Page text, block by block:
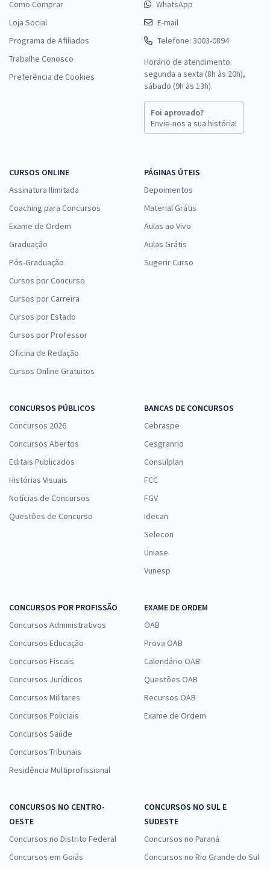
Como Comprar
Loja Social
Programa de Afiliados
Trabalhe Conosco
Preferência de Cookies
WhatsApp
E-mail
Telefone: 3003-0894
Horário de atendimento:
segunda a sexta (8h às 20h),
sábado (9h às 13h).
Foi aprovado?
Envie-nos a sua história!
CURSOS ONLINE
Assinatura Ilimitada
Coaching para Concursos
Exame de Ordem
Graduação
Pós-Graduação
Cursos por Concurso
Cursos por Carreira
Cursos por Estado
Cursos por Professor
Oficina de Redação
Cursos Online Gratuitos
PÁGINAS ÚTEIS
Depoimentos
Material Grátis
Aulas ao Vivo
Aulas Grátis
Sugerir Curso
CONCURSOS PÚBLICOS
Concursos 2026
Concursos Abertos
Editais Publicados
Histórias Visuais
Notícias de Concursos
Questões de Concurso
BANCAS DE CONCURSOS
Cebraspe
Cesgranrio
Consulplan
FCC
FGV
Idecan
Selecon
Uniase
Vunesp
CONCURSOS POR PROFISSÃO
Concursos Administrativos
Concursos Educação
Concursos Fiscais
Concursos Jurídicos
Concursos Militares
Concursos Policiais
Concursos Saúde
Concursos Tribunais
Residência Multiprofissional
EXAME DE ORDEM
OAB
Prova OAB
Calendário OAB
Questões OAB
Recursos OAB
Exame de Ordem
CONCURSOS NO CENTRO-
OESTE
Concursos no Distrito Federal
Concursos em Goiás
CONCURSOS NO SUL E
SUDESTE
Concursos no Paraná
Concursos no Rio Grande do Sul